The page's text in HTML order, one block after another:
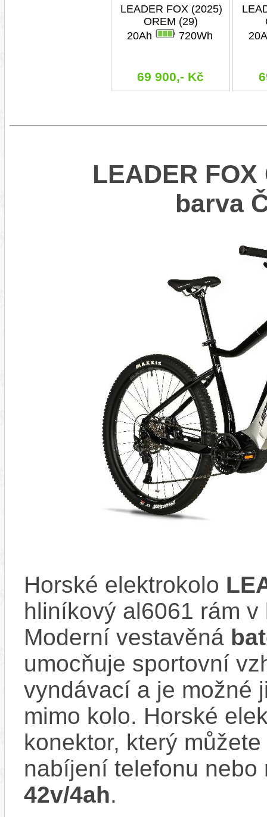
LEADER FOX (2025)
OREM (29)
20Ah
720Wh
69 900,- Kč
LEADER FOX
barva
Horské elektrokolo
hliníkový al6061 rám
Moderní vestavěná
umocňuje sportovní
vyndávací a je možné
mimo kolo. Horské
konektor, který
nabíjení telefonu
42v/4ah.